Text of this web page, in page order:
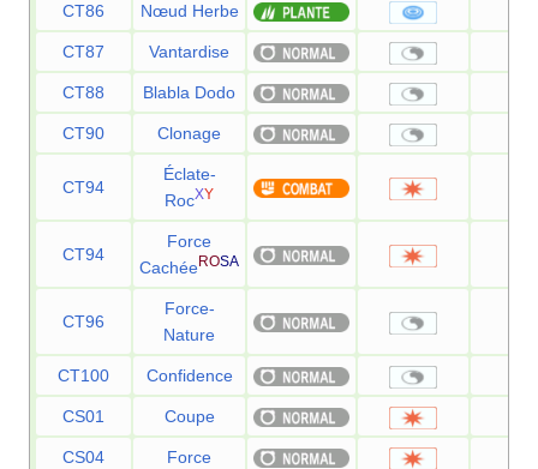
CT86 Nœud Herbe
CT87 Vantardise
CT88 Blabla Dodo
CT90 Clonage
CT94
Éclate-
RocXY
CT94
Force
CachéeROSA
CT96
Force-
Nature
CT100 Confidence
CS01 Coupe
CS04 Force